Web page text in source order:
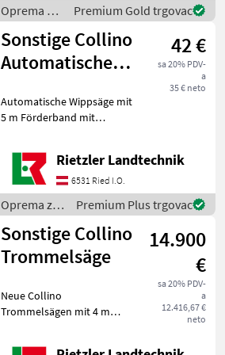
Länge 5
Oprema za
šumu i
obradu
drveta /
Unterreiner
Premium Gold trgovac
Sonstige Collino
Automatische
42 €
sa 20% PDV-
a
35 € neto
Automatische Wippsäge mit
5 m Förderband mit
Zapfwellenantrieb, 3-
Punktanhängung,
Staplerlaschen,
Schnittlängen: 25cm, 33cm,
40cm, 5
Rietzler Landtechnik
6531 Ried I.O.
Oprema za
šumu i
obradu
drveta /
Sonstige
Premium Plus trgovac
Sonstige Collino
Trommelsäge
14.900
€
sa 20% PDV-
a
12.416,67 €
neto
Neue Collino
Trommelsägen mit 4 m